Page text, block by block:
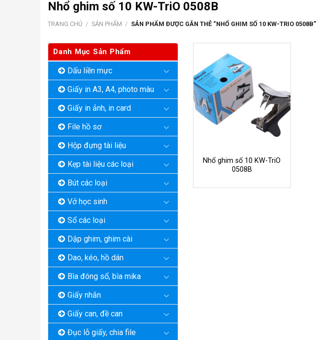
Nhổ ghim số 10 KW-TriO 0508B
TRANG CHỦ / SẢN PHẨM / SẢN PHẨM ĐƯỢC GẮN THẺ “NHỔ GHIM SỐ 10 KW-TRIO 0508B”
Danh Mục Sản Phẩm
Dấu liền mực
Giấy in A3, A4, photo màu
Giấy in ảnh, in card
File hồ sơ
Hộp đựng tài liệu
Kẹp tài liệu các loại
Bút các loại
Vở học sinh
Sổ các loại
Dập ghim, ghim cài
Dao, kéo, hồ dán
Bìa đóng sổ, bìa mika
Giấy nhắn
Giấy can, đề can
Đục lỗ giấy, chia file
Nhổ ghim số 10 KW-TriO
0508B